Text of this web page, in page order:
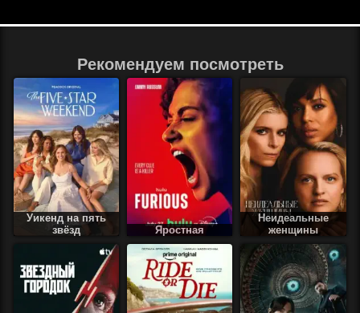
Рекомендуем посмотреть
Уикенд на пять
звёзд
Яростная
Неидеальные
женщины